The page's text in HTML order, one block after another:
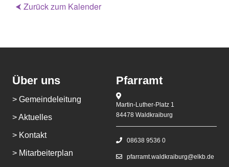
⮜ Zurück zum Kalender
Über uns
> Gemeindeleitung
> Aktuelles
> Kontakt
> Mitarbeiterplan
Pfarramt
Martin-Luther-Platz 1
84478 Waldkraiburg
08638 9536 0
pfarramt.waldkraiburg@elkb.de